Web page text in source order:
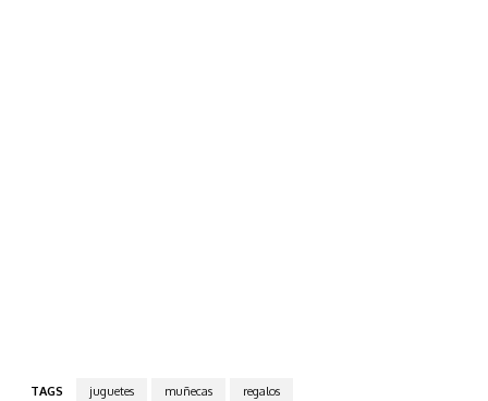
TAGS juguetes muñecas regalos